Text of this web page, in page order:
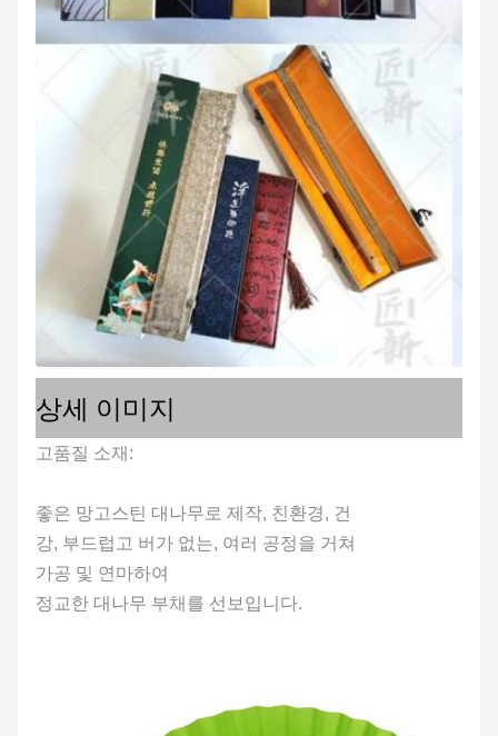
상세 이미지
고품질 소재:
좋은 망고스틴 대나무로 제작, 친환경, 건
강, 부드럽고 버가 없는, 여러 공정을 거쳐
가공 및 연마하여
정교한 대나무 부채를 선보입니다.